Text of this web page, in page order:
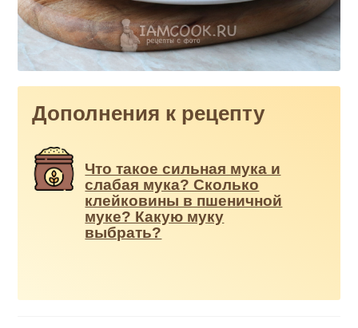
Дополнения к рецепту
Что такое сильная мука и
слабая мука? Сколько
клейковины в пшеничной
муке? Какую муку
выбрать?